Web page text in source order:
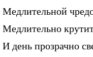
Медлительной
Медлительно
И день прозрачно